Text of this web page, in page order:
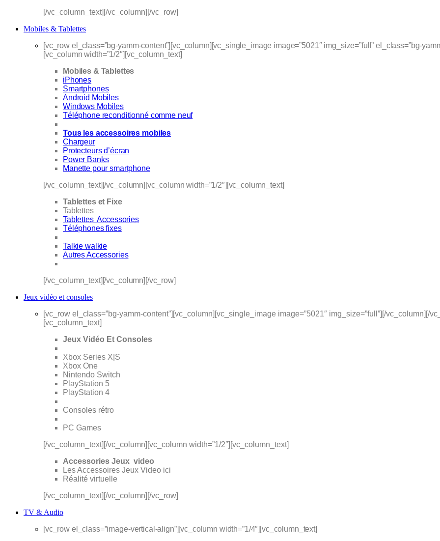
[/vc_column_text][/vc_column][/vc_row]
Mobiles & Tablettes
[vc_row el_class=”bg-yamm-content”][vc_column][vc_single_image image=”5021″ img_size=”full” el_class=”bg-
[vc_column width=”1/2″][vc_column_text]
Mobiles & Tablettes
iPhones
Smartphones
Android Mobiles
Windows Mobiles
Téléphone reconditionné comme neuf
Tous les accessoires mobiles
Chargeur
Protecteurs d’écran
Power Banks
Manette pour smartphone
[/vc_column_text][/vc_column][vc_column width=”1/2″][vc_column_text]
Tablettes et Fixe
Tablettes
Tablettes Accessories
Téléphones fixes
Talkie walkie
Autres Accessories
[/vc_column_text][/vc_column][/vc_row]
Jeux vidéo et consoles
[vc_row el_class=”bg-yamm-content”][vc_column][vc_single_image image=”5021″ img_size=”full”][/vc_column][/
[vc_column_text]
Jeux Vidéo Et Consoles
Xbox Series X|S
Xbox One
Nintendo Switch
PlayStation 5
PlayStation 4
Consoles rétro
PC Games
[/vc_column_text][/vc_column][vc_column width=”1/2″][vc_column_text]
Accessories Jeux video
Les Accessoires Jeux Video ici
Réalité virtuelle
[/vc_column_text][/vc_column][/vc_row]
TV & Audio
[vc_row el_class=”image-vertical-align”][vc_column width=”1/4″][vc_column_text]